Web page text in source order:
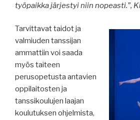
työpaikka järjestyi niin nopeasti.”,
Tarvittavat taidot ja
valmiuden tanssijan
ammattiin voi saada
myös taiteen
perusopetusta antavien
oppilaitosten ja
tanssikoulujen laajan
koulutuksen ohjelmista,